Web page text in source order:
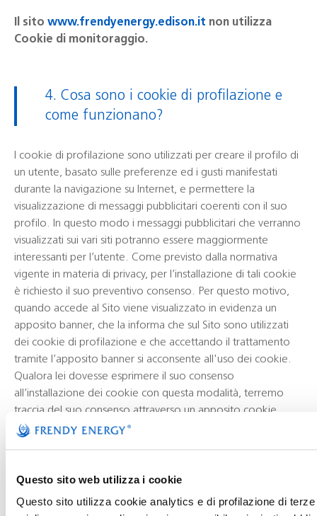
Questo sito web utilizza i cookie
Questo sito utilizza cookie analytics e di profilazione di
Il sito www.frendyenergy.edison.it non utilizza
Cookie di monitoraggio.
4. Cosa sono i cookie di profilazione e
come funzionano?
I cookie di profilazione sono utilizzati per creare il profilo di
un utente, basato sulle preferenze ed i gusti manifestati
durante la navigazione su Internet, e permettere la
visualizzazione di messaggi pubblicitari coerenti con il suo
profilo. In questo modo i messaggi pubblicitari che verranno
visualizzati sui vari siti potranno essere maggiormente
interessanti per l’utente. Come previsto dalla normativa
vigente in materia di privacy, per l’installazione di tali cookie
è richiesto il suo preventivo consenso. Per questo motivo,
quando accede al Sito viene visualizzato in evidenza un
apposito banner, che la informa che sul Sito sono utilizzati
dei cookie di profilazione e che accettando il trattamento
tramite l’apposito banner si acconsente all'uso dei cookie.
Qualora lei dovesse esprimere il suo consenso
all’installazione dei cookie con questa modalità, terremo
traccia del suo consenso attraverso un apposito cookie
tecnico. In questo modo, eviteremo di farle visualizzare il
questo cookie tecnico dal suo browser con le modalità di
cui al successivo paragrafo 5, let. (A), la traccia del suo
consenso verrebbe persa e, pertanto, nel corso della sua